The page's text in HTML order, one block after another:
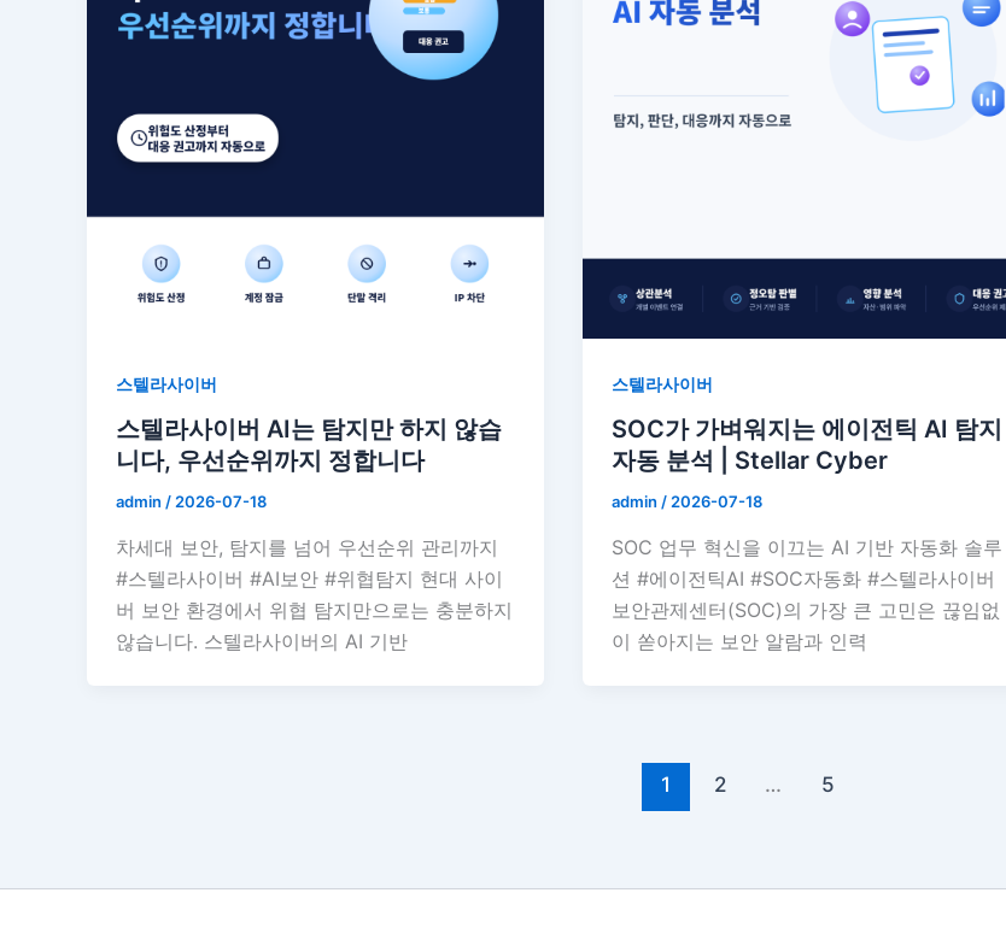
스텔라사이버
스텔라사이버 AI는 탐지만 하지 않습
니다, 우선순위까지 정합니다
admin /2026-07-18
차세대 보안, 탐지를 넘어 우선순위 관리까지
#스텔라사이버 #AI보안 #위협탐지 현대 사이
버 보안 환경에서 위협 탐지만으로는 충분하지
않습니다. 스텔라사이버의 AI 기반
스텔라사이버
SOC가 가벼워지는 에이전틱 AI 탐지
자동 분석 | Stellar Cyber
admin /2026-07-18
SOC 업무 혁신을 이끄는 AI 기반 자동화 솔루
션 #에이전틱AI #SOC자동화 #스텔라사이버
보안관제센터(SOC)의 가장 큰 고민은 끊임없
이 쏟아지는 보안 알람과 인력
1 2 … 5